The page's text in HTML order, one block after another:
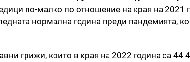
по-малко по отношение на края на 2021
нормална година преди пандемията,
грижи, които в края на 2022 година са 44